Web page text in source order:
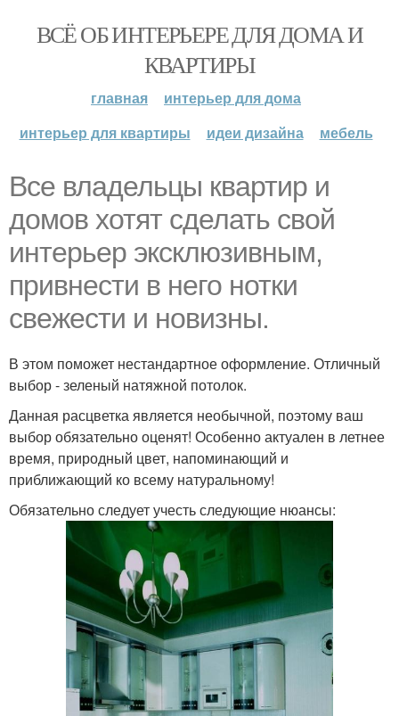
ВСЁ ОБ ИНТЕРЬЕРЕ ДЛЯ ДОМА И
КВАРТИРЫ
главная
интерьер для дома
интерьер для квартиры
идеи дизайна мебель
Все владельцы квартир и
домов хотят сделать свой
интерьер эксклюзивным,
привнести в него нотки
свежести и новизны.
В этом поможет нестандартное оформление. Отличный
выбор - зеленый натяжной потолок.
Данная расцветка является необычной, поэтому ваш
выбор обязательно оценят! Особенно актуален в летнее
время, природный цвет, напоминающий и
приближающий ко всему натуральному!
Обязательно следует учесть следующие нюансы: